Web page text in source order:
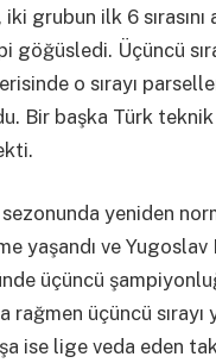
grubun ilk 6 sırasını
göğüsledi. Üçüncü
o sırayı
Bir başka Türk
yeniden
yaşandı ve
üçüncü
rağmen üçüncü
ise lige veda eden